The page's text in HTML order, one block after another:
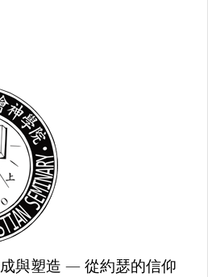
成與塑造 — 從約瑟的信仰